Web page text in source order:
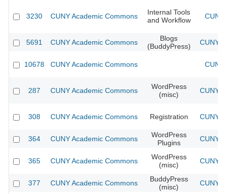
3230 CUNY Academic Commons
Internal Tools
and Workflow
5691 CUNY Academic Commons
Blogs
(BuddyPress)
CUNY
10678 CUNY Academic Commons
287 CUNY Academic Commons
WordPress
(misc)
CUNY
308 CUNY Academic Commons Registration CUNY
364 CUNY Academic Commons
WordPress
Plugins
CUNY
365 CUNY Academic Commons
WordPress
(misc)
CUNY
377 CUNY Academic Commons
BuddyPress
(misc)
CUNY